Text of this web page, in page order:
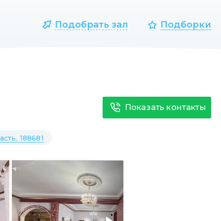
Подобрать зал Подборки
188681
Показать контакты